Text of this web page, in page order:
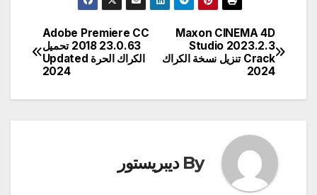
تصفّح
المقالات
Adobe Premiere CC
2018 23.0.63 تحميل
الكراك الحرة Updated
2024
Maxon CINEMA 4D
Studio 2023.2.3
Crack تنزيل نسخة الكراك
2024
By ديبريستور